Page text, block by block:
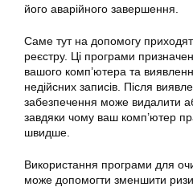
його аварійного завершення.
Саме тут на допомогу
реєстру. Ці програми
вашого комп’ютера та
недійсних записів. Після
забезпечення може видалити
завдяки чому ваш комп’ютер
швидше.
Використання програми для
може допомогти зменшити